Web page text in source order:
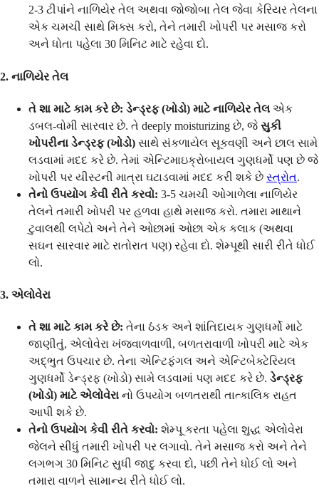
2-3 ટીપાંને નાળિયેર તેલ અથવા જોજોબા તેલ જેવા કેરિયર તેલના
એક ચમચી સાથે મિક્સ કરો, તેને તમારી ખોપરી પર મસાજ કરો
અને ધોતા પહેલા 30 મિનિટ માટે રહેવા દો.
2. નાળિયેર તેલ
તે શા માટે કામ કરે છે: ડેન્ડ્રફ (ખોડો) માટે નાળિયેર તેલ એક
ડબલ-વોમી સારવાર છે. તે deeply moisturizing છે, જે સુકી
ખોપરીના ડેન્ડ્રફ (ખોડો) સાથે સંકળાયેલ સૂકવણી અને છાલ સામે
લડવામાં મદદ કરે છે. તેમાં એન્ટિમાઇક્રોબાયલ ગુણધર્મો પણ છે જે
ખોપરી પર યીસ્ટની માત્રા ઘટાડવામાં મદદ કરી શકે છે સ્ત્રોત.
તેનો ઉપયોગ કેવી રીતે કરવો: 3-5 ચમચી ઓગાળેલા નાળિયેર
તેલને તમારી ખોપરી પર હળવા હાથે મસાજ કરો. તમારા માથાને
ટુવાલથી લપેટો અને તેને ઓછામાં ઓછા એક કલાક (અથવા
સઘન સારવાર માટે રાતોરાત પણ) રહેવા દો. શેમ્પૂથી સારી રીતે ધોઈ
લો.
3. એલોવેરા
તે શા માટે કામ કરે છે: તેના ઠંડક અને શાંતિદાયક ગુણધર્મો માટે
જાણીતું, એલોવેરા ખંજવાળવાળી, બળતરાવાળી ખોપરી માટે એક
અદ્ભુત ઉપચાર છે. તેના એન્ટિફંગલ અને એન્ટિબેક્ટેરિયલ
ગુણધર્મો ડેન્ડ્રફ (ખોડો) સામે લડવામાં પણ મદદ કરે છે. ડેન્ડ્રફ
(ખોડો) માટે એલોવેરા નો ઉપયોગ બળતરાથી તાત્કાલિક રાહત
આપી શકે છે.
તેનો ઉપયોગ કેવી રીતે કરવો: શેમ્પૂ કરતા પહેલા શુદ્ધ એલોવેરા
જેલને સીધું તમારી ખોપરી પર લગાવો. તેને મસાજ કરો અને તેને
લગભગ 30 મિનિટ સુધી જાદુ કરવા દો, પછી તેને ધોઈ લો અને
તમારા વાળને સામાન્ય રીતે ધોઈ લો.